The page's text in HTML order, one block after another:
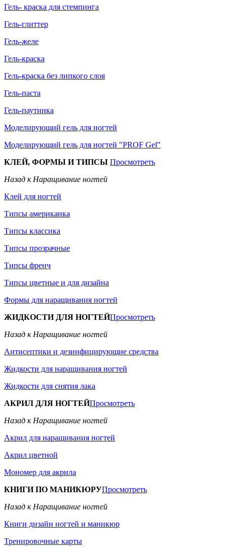
Гель- краска для стемпинга
Гель-глиттер
Гель-желе
Гель-краска
Гель-краска без липкого слоя
Гель-паста
Гель-паутинка
Моделирующий гель для ногтей
Моделирующий гель для ногтей "PROF Gel"
КЛЕЙ, ФОРМЫ И ТИПСЫ Просмотреть
Назад к Наращивание ногтей
Клей для ногтей
Типсы американка
Типсы классика
Типсы прозрачные
Типсы френч
Типсы цветные и для дизайна
Формы для наращивания ногтей
ЖИДКОСТИ ДЛЯ НОГТЕЙПросмотреть
Назад к Наращивание ногтей
Антисептики и дезинфицирующие средства
Жидкости для наращивания ногтей
Жидкости для снятия лака
АКРИЛ ДЛЯ НОГТЕЙПросмотреть
Назад к Наращивание ногтей
Акрил для наращивания ногтей
Акрил цветной
Мономер для акрила
КНИГИ ПО МАНИКЮРУПросмотреть
Назад к Наращивание ногтей
Книги дизайн ногтей и маникюр
Тренировочные карты